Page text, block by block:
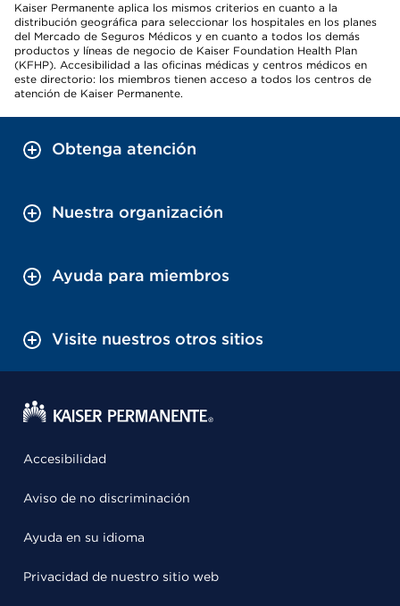
Kaiser Permanente aplica los mismos criterios en cuanto a la
distribución geográfica para seleccionar los hospitales en los planes
del Mercado de Seguros Médicos y en cuanto a todos los demás
productos y líneas de negocio de Kaiser Foundation Health Plan
(KFHP). Accesibilidad a las oficinas médicas y centros médicos en
este directorio: los miembros tienen acceso a todos los centros de
atención de Kaiser Permanente.
Obtenga atención
Nuestra organización
Ayuda para miembros
Visite nuestros otros sitios
Accesibilidad
Aviso de no discriminación
Ayuda en su idioma
Privacidad de nuestro sitio web